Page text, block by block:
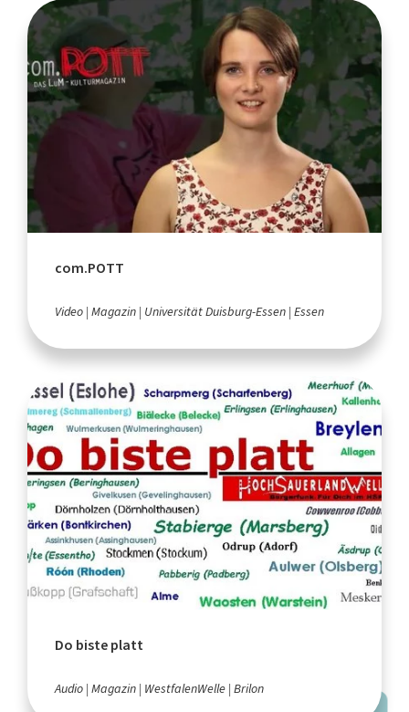
com.POTT
Video Magazin Universität Duisburg-Essen Essen
Do biste platt
Audio Magazin WestfalenWelle Brilon